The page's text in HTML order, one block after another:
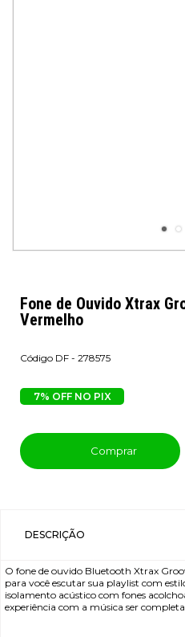
Fone de Ouvido Xtrax
Vermelho
DF - 278575
7% OFF NO PIX
Comprar
DESCRIÇÃO
O fone de ouvido Bluetooth Xtrax
para você escutar sua playlist com
isolamento acústico com fones
experiência com a música ser